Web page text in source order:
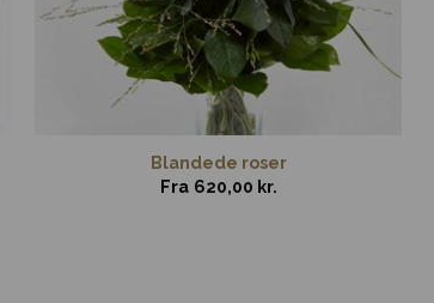
Blandede roser
Fra 620,00 kr.